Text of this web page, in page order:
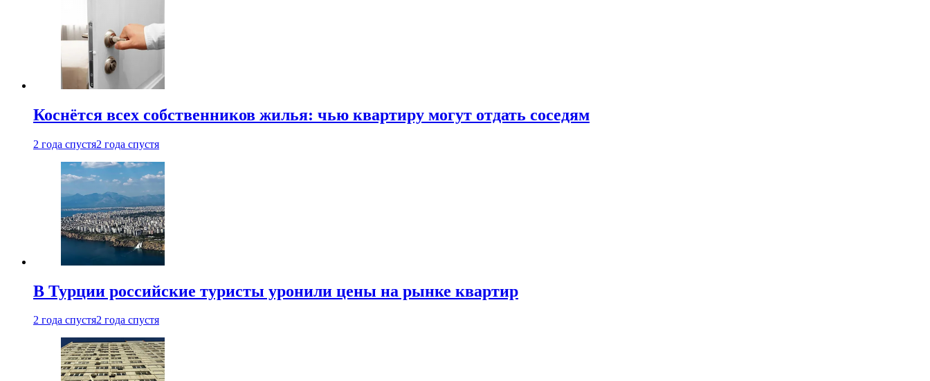
Коснётся всех собственников жилья: чью квартиру могут отдать соседям
2 года спустя2 года спустя
В Турции российские туристы уронили цены на рынке квартир
2 года спустя2 года спустя